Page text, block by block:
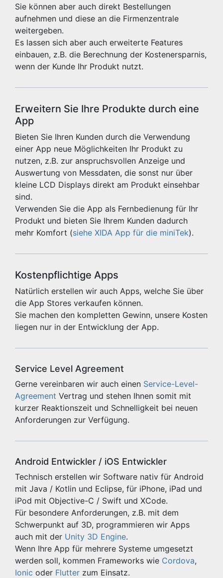
Sie können aber auch direkt Bestellungen
aufnehmen und diese an die Firmenzentrale
weitergeben.
Es lassen sich aber auch erweiterte Features
einbauen, z.B. die Berechnung der Kostenersparnis,
wenn der Kunde Ihr Produkt nutzt.
Erweitern Sie Ihre Produkte durch eine
App
Bieten Sie Ihren Kunden durch die Verwendung
einer App neue Möglichkeiten Ihr Produkt zu
nutzen, z.B. zur anspruchsvollen Anzeige und
Auswertung von Messdaten, die sonst nur über
kleine LCD Displays direkt am Produkt einsehbar
sind.
Verwenden Sie die App als Fernbedienung für Ihr
Produkt und bieten Sie Ihrem Kunden dadurch
mehr Komfort (siehe XIDA App für die miniTek).
Kostenpflichtige Apps
Natürlich erstellen wir auch Apps, welche Sie über
die App Stores verkaufen können.
Sie machen den kompletten Gewinn, unsere Kosten
liegen nur in der Entwicklung der App.
Service Level Agreement
Gerne vereinbaren wir auch einen Service-Level-
Agreement Vertrag und stehen Ihnen somit mit
kurzer Reaktionszeit und Schnelligkeit bei neuen
Anforderungen zur Verfügung.
Android Entwickler / iOS Entwickler
Technisch erstellen wir Software nativ für Android
mit Java / Kotlin und Eclipse, für iPhone, iPad und
iPod mit Objective-C / Swift und XCode.
Für besondere Anforderungen, z.B. mit dem
Schwerpunkt auf 3D, programmieren wir Apps
auch mit der Unity 3D Engine.
Wenn Ihre App für mehrere Systeme umgesetzt
werden soll, kommen Frameworks wie Cordova,
Ionic oder Flutter zum Einsatz.